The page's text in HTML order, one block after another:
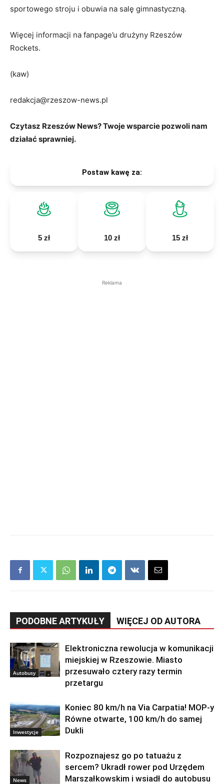
sportowego stroju i obuwia na salę gimnastyczną.
Więcej informacji na fanpage’u drużyny Rzeszów
Rockets.
(kaw)
redakcja@rzeszow-news.pl
Czytasz Rzeszów News? Twoje wsparcie pozwoli nam
działać sprawniej.
Postaw kawę za:
5 zł 10 zł 15 zł
Reklama
PODOBNE ARTYKUŁY WIĘCEJ OD AUTORA
Autobusy
Elektroniczna rewolucja w komunikacji
miejskiej w Rzeszowie. Miasto
przesuwało cztery razy termin
przetargu
Inwestycje
Koniec 80 km/h na Via Carpatia! MOP-y
Równe otwarte, 100 km/h do samej
Dukli
News
Rozpoznajesz go po tatuażu z
sercem? Ukradł rower pod Urzędem
Marszałkowskim i wsiadł do autobusu